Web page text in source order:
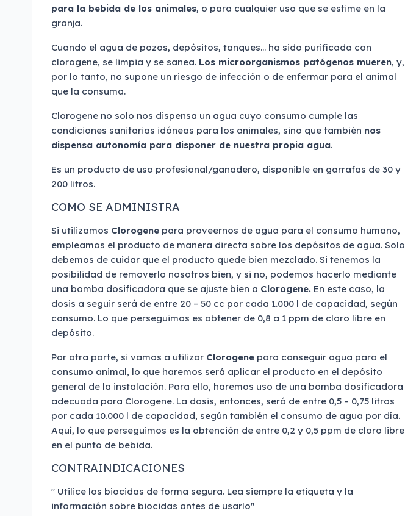
para la bebida de los animales, o para cualquier uso que se estime en la
granja.
Cuando el agua de pozos, depósitos, tanques… ha sido purificada con
clorogene, se limpia y se sanea. Los microorganismos patógenos mueren, y,
por lo tanto, no supone un riesgo de infección o de enfermar para el animal
que la consuma.
Clorogene no solo nos dispensa un agua cuyo consumo cumple las
condiciones sanitarias idóneas para los animales, sino que también nos
dispensa autonomía para disponer de nuestra propia agua.
Es un producto de uso profesional/ganadero, disponible en garrafas de 30 y
200 litros.
COMO SE ADMINISTRA
Si utilizamos Clorogene para proveernos de agua para el consumo humano,
empleamos el producto de manera directa sobre los depósitos de agua. Solo
debemos de cuidar que el producto quede bien mezclado. Si tenemos la
posibilidad de removerlo nosotros bien, y si no, podemos hacerlo mediante
una bomba dosificadora que se ajuste bien a Clorogene. En este caso, la
dosis a seguir será de entre 20 – 50 cc por cada 1.000 l de capacidad, según
consumo. Lo que perseguimos es obtener de 0,8 a 1 ppm de cloro libre en
depósito.
Por otra parte, si vamos a utilizar Clorogene para conseguir agua para el
consumo animal, lo que haremos será aplicar el producto en el depósito
general de la instalación. Para ello, haremos uso de una bomba dosificadora
adecuada para Clorogene. La dosis, entonces, será de entre 0,5 – 0,75 litros
por cada 10.000 l de capacidad, según también el consumo de agua por día.
Aquí, lo que perseguimos es la obtención de entre 0,2 y 0,5 ppm de cloro libre
en el punto de bebida.
CONTRAINDICACIONES
" Utilice los biocidas de forma segura. Lea siempre la etiqueta y la
información sobre biocidas antes de usarlo"